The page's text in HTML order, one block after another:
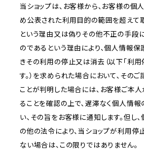
当ショップは、お客様から、お客様の個
め公表された利用目的の範囲を超えて
という理由又は偽りその他不正の手段
のであるという理由により、個人情報
きその利用の停止又は消去（以下「利用
す。）を求められた場合において、その
ことが判明した場合には、お客様ご本
ることを確認の上で、遅滞なく個人情
い、その旨をお客様に通知します。但し
の他の法令により、当ショップが利用
ない場合は、この限りではありません。